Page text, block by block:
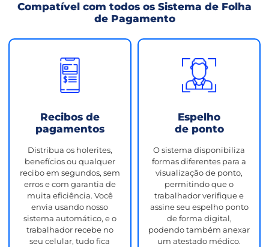
Compatível com todos os Sistema de Folha
de Pagamento
Recibos de
pagamentos
Distribua os holerites,
benefícios ou qualquer
recibo em segundos, sem
erros e com garantia de
muita eficiência. Você
envia usando nosso
sistema automático, e o
trabalhador recebe no
seu celular, tudo fica
Espelho
de ponto
O sistema disponibiliza
formas diferentes para a
visualização de ponto,
permitindo que o
trabalhador verifique e
assine seu espelho ponto
de forma digital,
podendo também anexar
um atestado médico.